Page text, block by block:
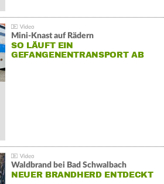
Mini-Knast auf Rädern
SO LÄUFT EIN
GEFANGENENTRANSPORT AB
Waldbrand bei Bad Schwalbach
NEUER BRANDHERD ENTDECKT